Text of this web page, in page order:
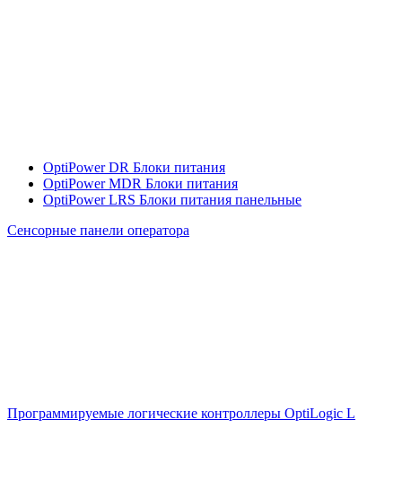
OptiPower DR Блоки питания
OptiPower MDR Блоки питания
OptiPower LRS Блоки питания панельные
Сенсорные панели оператора
Программируемые логические контроллеры OptiLogic L